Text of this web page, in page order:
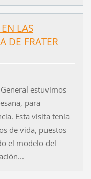
LAS
DE FRATER
estuvimos
para
Esta visita tenía
de vida, puestos
el modelo del